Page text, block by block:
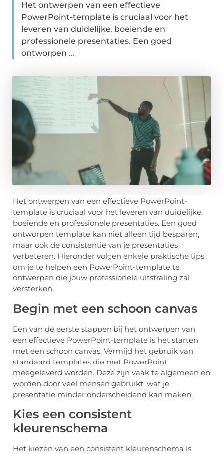
Het ontwerpen van een effectieve
PowerPoint-template is cruciaal voor het
leveren van duidelijke, boeiende en
professionele presentaties. Een goed
ontworpen ...
Het ontwerpen van een effectieve PowerPoint-
template is cruciaal voor het leveren van duidelijke,
boeiende en professionele presentaties. Een goed
ontworpen template kan niet alleen tijd besparen,
maar ook de consistentie van je presentaties
verbeteren. Hieronder volgen enkele praktische tips
om je te helpen een PowerPoint-template te
ontwerpen die jouw professionele uitstraling zal
versterken.
Begin met een schoon canvas
Een van de eerste stappen bij het ontwerpen van
een effectieve PowerPoint-template is het starten
met een schoon canvas. Vermijd het gebruik van
standaard templates die met PowerPoint
meegeleverd worden. Deze zijn vaak te algemeen en
worden door veel mensen gebruikt, wat je
presentatie minder onderscheidend kan maken.
Kies een consistent
kleurenschema
Het kiezen van een consistent kleurenschema is